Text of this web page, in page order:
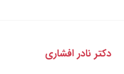
نادر افشاری